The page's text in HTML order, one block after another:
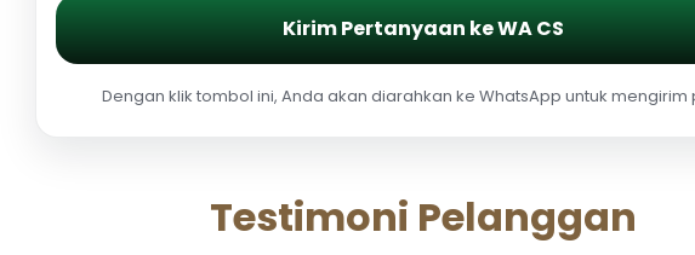
Kirim Pertanyaan ke WA CS
Dengan klik tombol ini, Anda akan diarahkan ke WhatsApp untuk mengirim
Testimoni Pelanggan